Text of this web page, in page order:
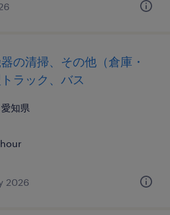
の清掃、その他（倉庫・
ラック、バス
知県
2026